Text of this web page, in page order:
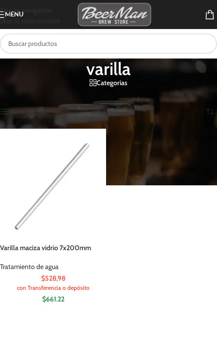
Skip to navigation
Skip to main content
MENU
varilla
Categorias
Mostrando el único resultado
Show sidebar
Varilla maciza vidrio 7x200mm
Tratamiento de agua
$528,98
con Transferencia o depósito
$661.22